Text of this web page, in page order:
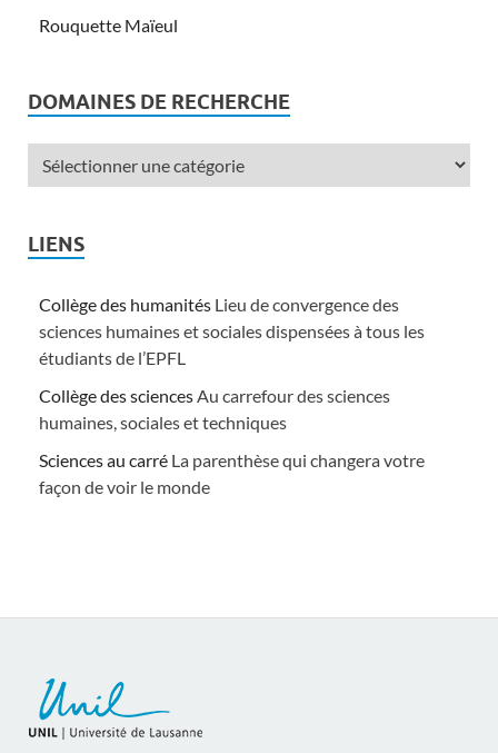
Rouquette Maïeul
DOMAINES DE RECHERCHE
LIENS
Collège des humanités Lieu de convergence des
sciences humaines et sociales dispensées à tous les
étudiants de l’EPFL
Collège des sciencesAu carrefour des sciences
humaines, sociales et techniques
Sciences au carré La parenthèse qui changera votre
façon de voir le monde